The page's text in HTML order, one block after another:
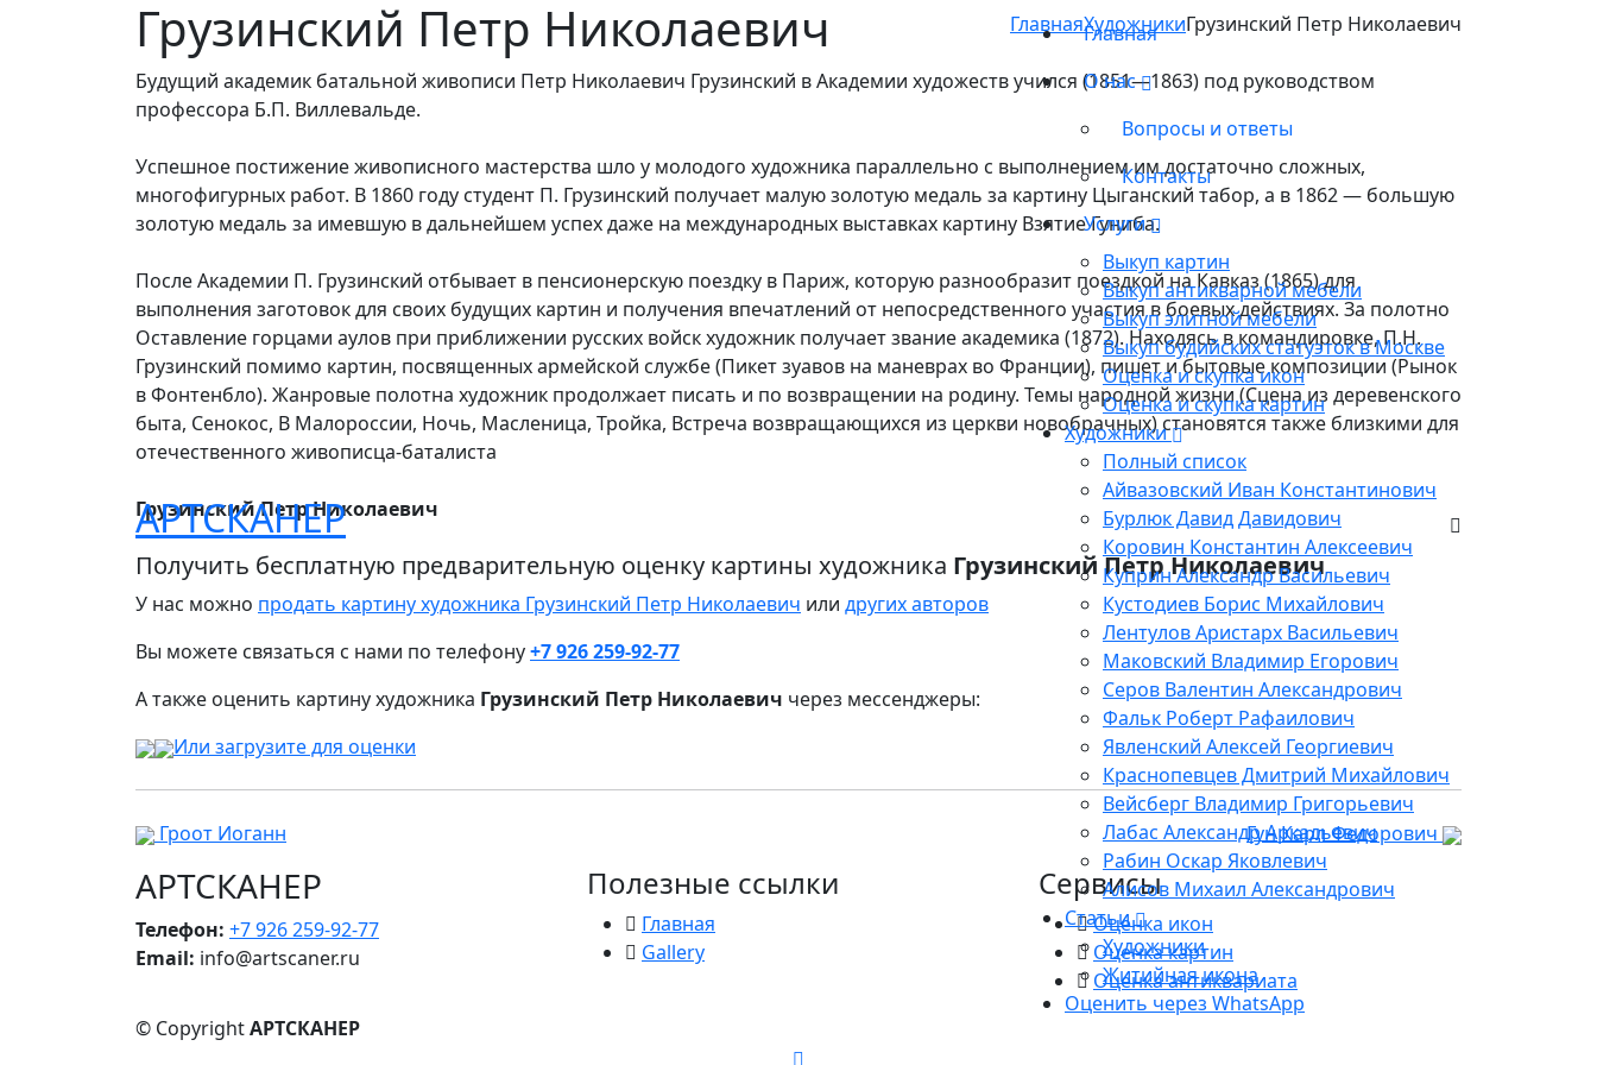
АРТСКАНЕР
Главная
О нас
Вопросы и ответы
Контакты
Услуги
Выкуп картин
Выкуп антикварной мебели
Выкуп элитной мебели
Выкуп будийских статуэток в Москве
Оценка и скупка икон
Оценка и скупка картин
Художники
Полный список
Айвазовский Иван Константинович
Бурлюк Давид Давидович
Коровин Константин Алексеевич
Куприн Александр Васильевич
Кустодиев Борис Михайлович
Лентулов Аристарх Васильевич
Маковский Владимир Егорович
Серов Валентин Александрович
Фальк Роберт Рафаилович
Явленский Алексей Георгиевич
Краснопевцев Дмитрий Михайлович
Вейсберг Владимир Григорьевич
Лабас Александр Аркадьевич
Рабин Оскар Яковлевич
Алисов Михаил Александрович
Статьи
Художники
Житийная икона
Оценить через WhatsApp
Грузинский Петр Николаевич ГлавнаяХудожникиГрузинский Петр Николаевич
Будущий академик батальной живописи Петр Николаевич Грузинский в Академии художеств учился (1851—1863) под руководством
профессора Б.П. Виллевальде.
Успешное постижение живописного мастерства шло у молодого художника параллельно с выполнением им достаточно сложных,
многофигурных работ. В 1860 году студент П. Грузинский получает малую золотую медаль за картину Цыганский табор, а в 1862 — большую
золотую медаль за имевшую в дальнейшем успех даже на международных выставках картину Взятие Гуниба.
После Академии П. Грузинский отбывает в пенсионерскую поездку в Париж, которую разнообразит поездкой на Кавказ (1865) для
выполнения заготовок для своих будущих картин и получения впечатлений от непосредственного участия в боевых действиях. За полотно
Оставление горцами аулов при приближении русских войск художник получает звание академика (1872). Находясь в командировке, П.Н.
Грузинский помимо картин, посвященных армейской службе (Пикет зуавов на маневрах во Франции), пишет и бытовые композиции (Рынок
в Фонтенбло). Жанровые полотна художник продолжает писать и по возвращении на родину. Темы народной жизни (Сцена из деревенского
быта, Сенокос, В Малороссии, Ночь, Масленица, Тройка, Встреча возвращающихся из церкви новобрачных) становятся также близкими для
отечественного живописца-баталиста
Грузинский Петр Николаевич
Получить бесплатную предварительную оценку картины художника Грузинский Петр Николаевич
У нас можно продать картину художника Грузинский Петр Николаевич или других авторов
Вы можете связаться с нами по телефону+7 926 259-92-77
А также оценить картину художника Грузинский Петр Николаевич через мессенджеры:
Или загрузите для оценки
Гроот Иоганн Гун Карл Федорович
АРТСКАНЕР
Телефон: +7 926 259-92-77
Email: info@artscaner.ru
Полезные ссылки
Главная
Gallery
Сервисы
Оценка икон
Оценка картин
Оценка антиквариата
© CopyrightАРТСКАНЕР